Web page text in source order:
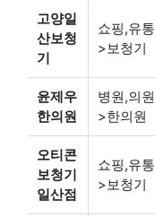
고양일
산보청
기
쇼핑,유통
>보청기
윤제우
한의원
병원,의원
>한의원
오티콘
보청기
일산점
쇼핑,유통
>보청기